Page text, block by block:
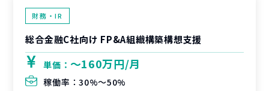
財務・IR
総合金融C社向け FP&A組織構築構想支援
単価： 〜160万円/月
稼働率：30%〜50%